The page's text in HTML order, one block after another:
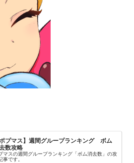
ポプマス】週間グループランキング ボム
数攻略
マスの週間グループランキング「ボム消去数」の攻
事です。